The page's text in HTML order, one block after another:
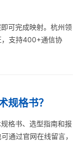
可完成映射。杭州领
支持400+通信协
规格书？
格书、选型指南和报
通过官网在线留言，